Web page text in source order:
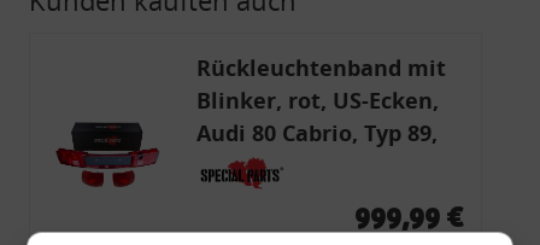
Rückleuchtenband mit
Blinker, rot, US-Ecken,
Audi 80 Cabrio, Typ 89,
OE-Nr.: 8G0945225 +
8G0945225C
999,99 €